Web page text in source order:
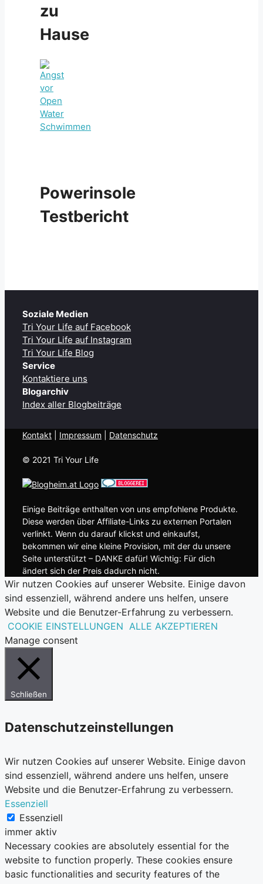
zu
Hause
Powerinsole
Testbericht
Soziale Medien
Tri Your Life auf Facebook
Tri Your Life auf Instagram
Tri Your Life Blog
Service
Kontaktiere uns
Blogarchiv
Index aller Blogbeiträge
Kontakt Impressum Datenschutz
© 2021 Tri Your Life
Einige Beiträge enthalten von uns empfohlene Produkte.
Diese werden über Affiliate-Links zu externen Portalen
verlinkt. Wenn du darauf klickst und einkaufst,
bekommen wir eine kleine Provision, mit der du unsere
Seite unterstützt – DANKE dafür! Wichtig: Für dich
ändert sich der Preis dadurch nicht.
Wir nutzen Cookies auf unserer Website. Einige davon
sind essenziell, während andere uns helfen, unsere
Website und die Benutzer-Erfahrung zu verbessern.
COOKIE EINSTELLUNGEN ALLE AKZEPTIEREN
Manage consent
Schließen
Datenschutzeinstellungen
Wir nutzen Cookies auf unserer Website. Einige davon
sind essenziell, während andere uns helfen, unsere
Website und die Benutzer-Erfahrung zu verbessern.
Essenziell
Essenziell
immer aktiv
Necessary cookies are absolutely essential for the
website to function properly. These cookies ensure
basic functionalities and security features of the